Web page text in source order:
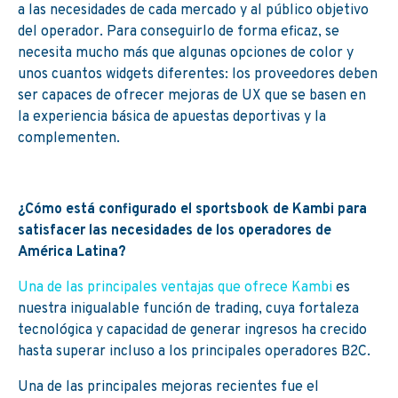
a las necesidades de cada mercado y al público objetivo
del operador. Para conseguirlo de forma eficaz, se
necesita mucho más que algunas opciones de color y
unos cuantos widgets diferentes: los proveedores deben
ser capaces de ofrecer mejoras de UX que se basen en
la experiencia básica de apuestas deportivas y la
complementen.
¿Cómo está configurado el sportsbook de Kambi para
satisfacer las necesidades de los operadores de
América Latina?
Una de las principales ventajas que ofrece Kambi es
nuestra inigualable función de trading, cuya fortaleza
tecnológica y capacidad de generar ingresos ha crecido
hasta superar incluso a los principales operadores B2C.
Una de las principales mejoras recientes fue el